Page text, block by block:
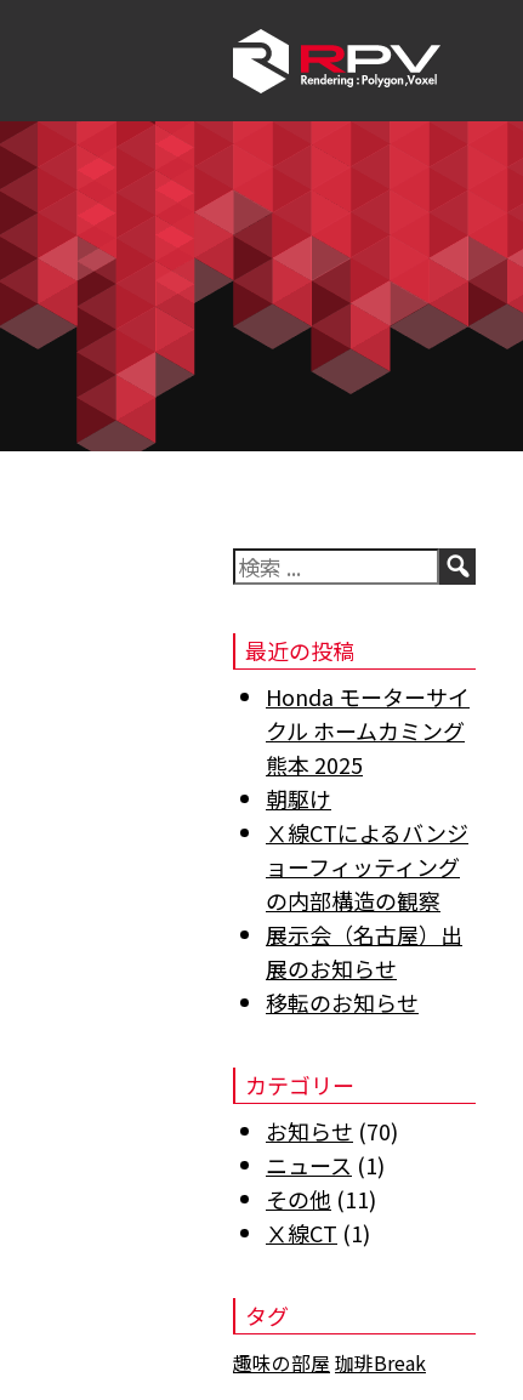
最近の投稿
Honda モーターサイ
クル ホームカミング
熊本 2025
朝駆け
Ⅹ線CTによるバンジ
ョーフィッティング
の内部構造の観察
展示会（名古屋）出
展のお知らせ
移転のお知らせ
カテゴリー
お知らせ (70)
ニュース (1)
その他 (11)
Ⅹ線CT (1)
タグ
趣味の部屋 珈琲Break